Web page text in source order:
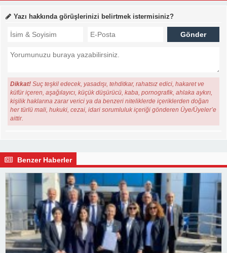
Yazı hakkında görüşlerinizi belirtmek istermisiniz?
Dikkat! Suç teşkil edecek, yasadışı, tehditkar, rahatsız edici, hakaret ve
küfür içeren, aşağılayıcı, küçük düşürücü, kaba, pornografik, ahlaka aykırı,
kişilik haklarına zarar verici ya da benzeri niteliklerde içeriklerden doğan
her türlü mali, hukuki, cezai, idari sorumluluk içeriği gönderen Üye/Üyeler’e
aittir.
Benzer Haberler